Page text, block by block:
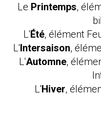
Le Printemps,
L'Été, élément
L'Intersaison,
L'Automne,
L'Hiver,